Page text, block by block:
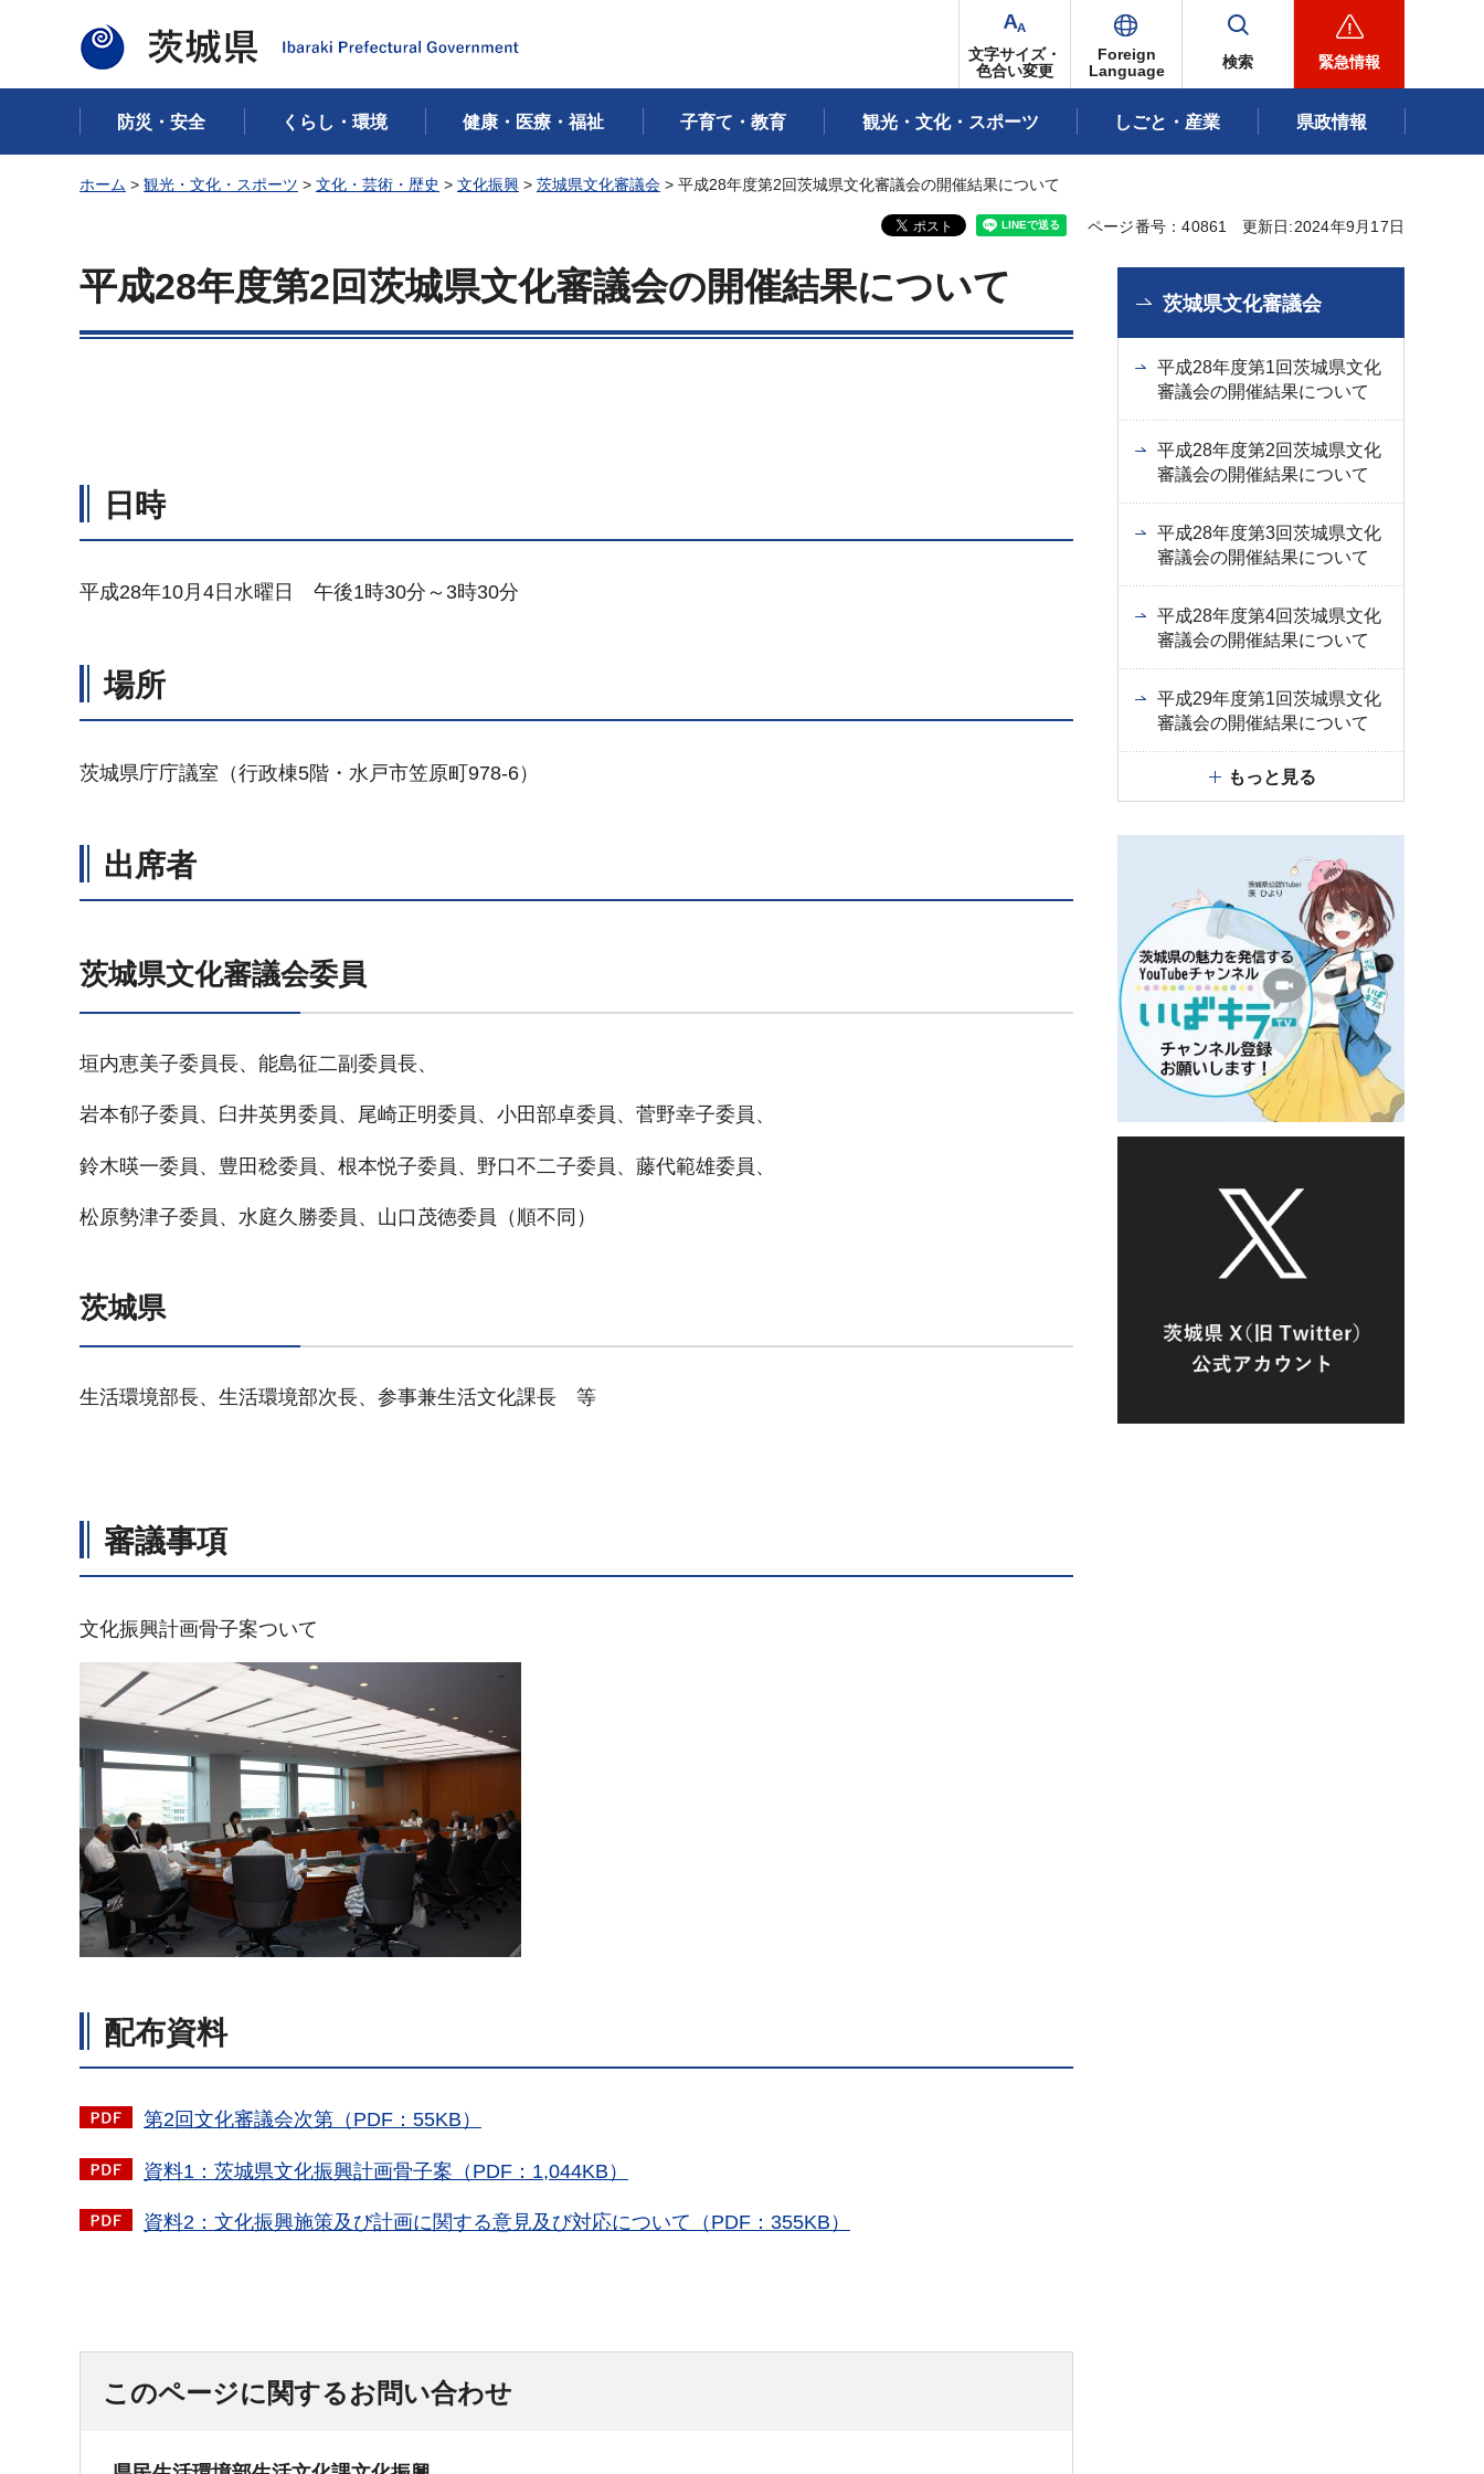
茨城県
文字サイズ・
色合い変更
Foreign
Language
検索 緊急情報
防災・安全 くらし・環境 健康・医療・福祉 子育て・教育 観光・文化・スポーツ しごと・産業 県政情報
ホーム > 観光・文化・スポーツ > 文化・芸術・歴史 > 文化振興 > 茨城県文化審議会 > 平成28年度第2回茨城県文化審議会の開催結果について
ページ番号：40861 更新日:2024年9月17日
平成28年度第2回茨城県文化審議会の開催結果について
日時
平成28年10月4日水曜日 午後1時30分～3時30分
場所
茨城県庁庁議室（行政棟5階・水戸市笠原町978-6）
出席者
茨城県文化審議会委員
垣内恵美子委員長、能島征二副委員長、
岩本郁子委員、臼井英男委員、尾崎正明委員、小田部卓委員、菅野幸子委員、
鈴木暎一委員、豊田稔委員、根本悦子委員、野口不二子委員、藤代範雄委員、
松原勢津子委員、水庭久勝委員、山口茂徳委員（順不同）
茨城県
生活環境部長、生活環境部次長、参事兼生活文化課長 等
審議事項
文化振興計画骨子案ついて
配布資料
第2回文化審議会次第（PDF：55KB）
資料1：茨城県文化振興計画骨子案（PDF：1,044KB）
資料2：文化振興施策及び計画に関する意見及び対応について（PDF：355KB）
このページに関するお問い合わせ
茨城県文化審議会
平成28年度第1回茨城県文化
審議会の開催結果について
平成28年度第2回茨城県文化
審議会の開催結果について
平成28年度第3回茨城県文化
審議会の開催結果について
平成28年度第4回茨城県文化
審議会の開催結果について
平成29年度第1回茨城県文化
審議会の開催結果について
もっと見る